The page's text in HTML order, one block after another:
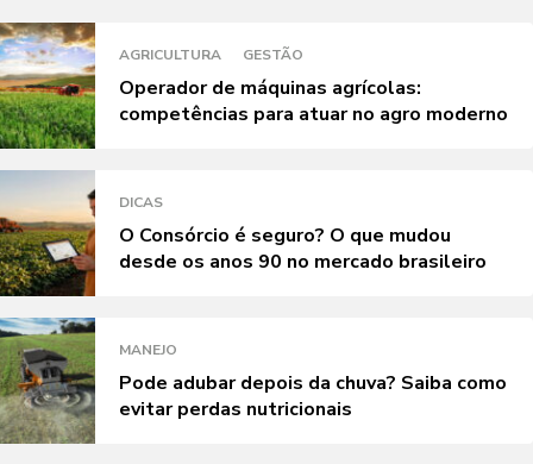
AGRICULTURA GESTÃO
Operador de máquinas agrícolas:
competências para atuar no agro moderno
DICAS
O Consórcio é seguro? O que mudou
desde os anos 90 no mercado brasileiro
MANEJO
Pode adubar depois da chuva? Saiba como
evitar perdas nutricionais